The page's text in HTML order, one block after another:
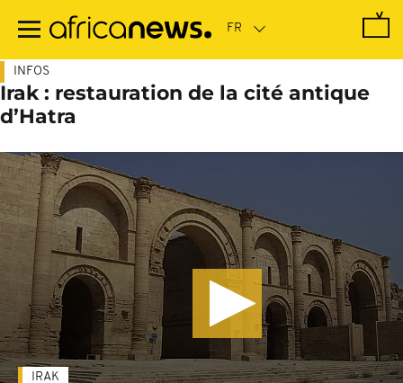
contenu
INFOS
Irak : restauration de la cité antique
d’Hatra
IRAK